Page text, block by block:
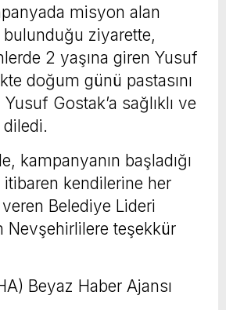
misyon alan
ziyarette,
2 yaşına giren Yusuf
doğum günü pastasını
Gostak’a sağlıklı ve
kampanyanın başladığı
kendilerine her
Belediye Lideri
Nevşehirlilere teşekkür
Beyaz Haber Ajansı